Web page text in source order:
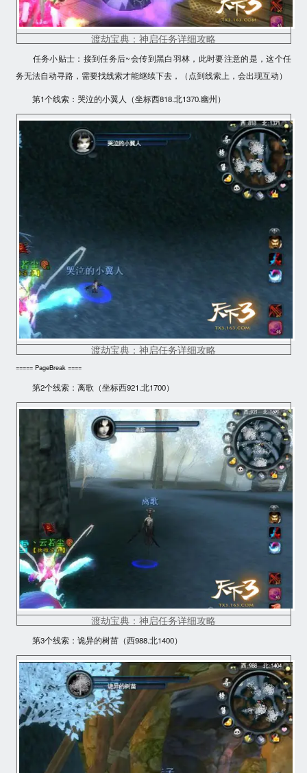
渡劫宝典：神启任务详细攻略
任务小贴士：接到任务后~会传到黑白羽林，此时要注意的是，这个任
务无法自动寻路， 需要找线索才能继续下去 ，（点到线索上，会出现互动）
第1个线索 ：哭泣的小翼人（坐标西818.北1370.幽州）
渡劫宝典：神启任务详细攻略
===== PageBreak ====
第2个线索 ：离歌（坐标西921.北1700）
渡劫宝典：神启任务详细攻略
第3个线索：诡异的树苗（西988.北1400）